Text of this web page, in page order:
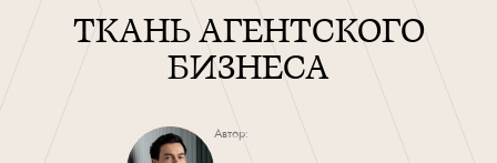
ТКАНЬ АГЕНТСКОГО
БИЗНЕСА
Автор: